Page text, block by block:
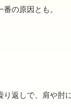
の原因とも。
返しで、肩や肘